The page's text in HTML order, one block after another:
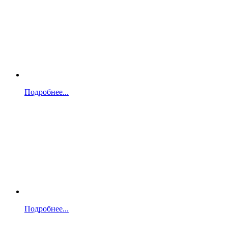
Подробнее...
Подробнее...